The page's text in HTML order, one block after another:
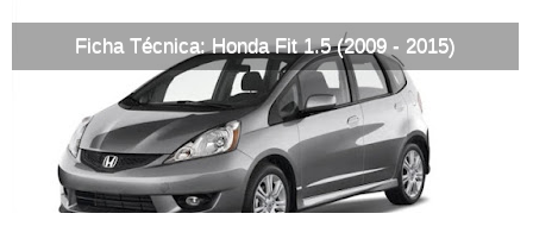
Ficha Técnica: Honda Fit 1.5 (2009 - 2015)